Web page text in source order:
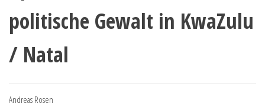
politische Gewalt in KwaZulu
/ Natal
Andreas Rosen